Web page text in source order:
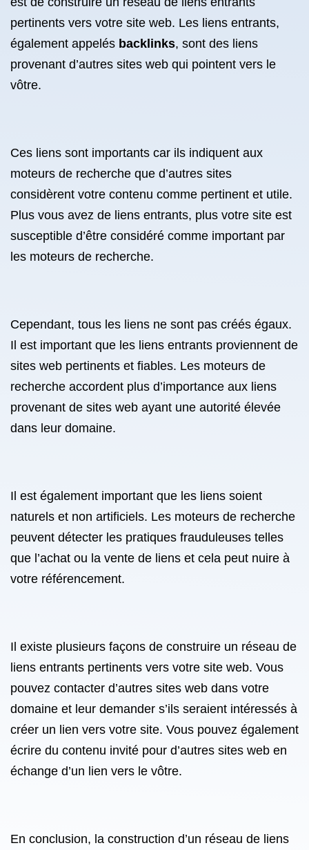
pertinents vers votre site web. Les liens entrants,
également appelés backlinks, sont des liens
provenant d’autres sites web qui pointent vers le
vôtre.
Ces liens sont importants car ils indiquent aux
moteurs de recherche que d’autres sites
considèrent votre contenu comme pertinent et utile.
Plus vous avez de liens entrants, plus votre site est
susceptible d’être considéré comme important par
les moteurs de recherche.
Cependant, tous les liens ne sont pas créés égaux.
Il est important que les liens entrants proviennent de
sites web pertinents et fiables. Les moteurs de
recherche accordent plus d’importance aux liens
provenant de sites web ayant une autorité élevée
dans leur domaine.
Il est également important que les liens soient
naturels et non artificiels. Les moteurs de recherche
peuvent détecter les pratiques frauduleuses telles
que l’achat ou la vente de liens et cela peut nuire à
votre référencement.
Il existe plusieurs façons de construire un réseau de
liens entrants pertinents vers votre site web. Vous
pouvez contacter d’autres sites web dans votre
domaine et leur demander s’ils seraient intéressés à
créer un lien vers votre site. Vous pouvez également
écrire du contenu invité pour d’autres sites web en
échange d’un lien vers le vôtre.
En conclusion, la construction d’un réseau de liens